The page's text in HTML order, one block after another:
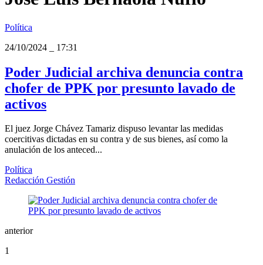
Política
24/10/2024
17:31
Poder Judicial archiva denuncia contra
chofer de PPK por presunto lavado de
activos
El juez Jorge Chávez Tamariz dispuso levantar las medidas
coercitivas dictadas en su contra y de sus bienes, así como la
anulación de los anteced...
Política
Redacción Gestión
anterior
1